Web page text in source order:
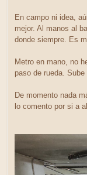
En campo ni idea,
mejor. Al manos al
donde siempre. Es
Metro en mano, no
paso de rueda. Sube
De momento nada
lo comento por si a